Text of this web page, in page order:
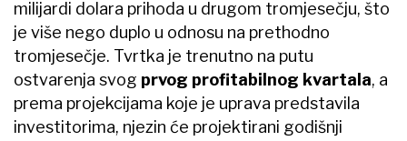
milijardi dolara prihoda u drugom tromjesečju, što
je više nego duplo u odnosu na prethodno
tromjesečje. Tvrtka je trenutno na putu
ostvarenja svog prvog profitabilnog kvartala, a
prema projekcijama koje je uprava predstavila
investitorima, njezin će projektirani godišnji